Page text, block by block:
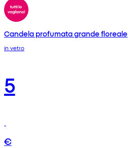
Candela profumata grande floreale
in vetro
5
€